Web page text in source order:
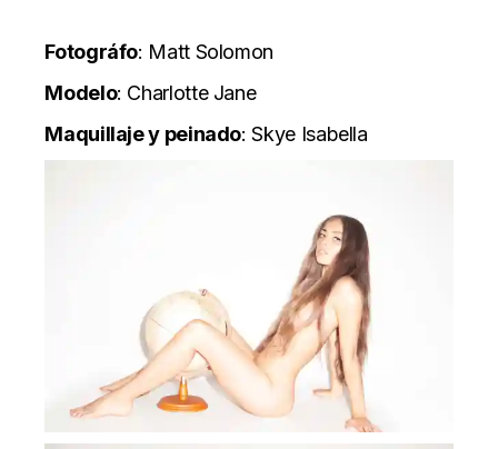
Fotográfo: Matt Solomon
Modelo: Charlotte Jane
Maquillaje y peinado: Skye Isabella